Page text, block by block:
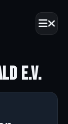
E.V.